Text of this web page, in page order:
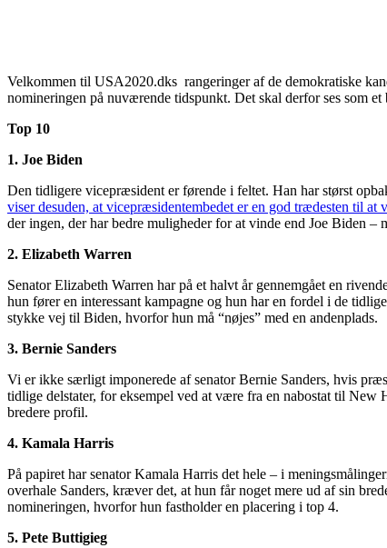
Velkommen til USA2020.dks rangeringer af de demokratiske
nomineringen på nuværende tidspunkt. Det skal derfor ses som
Top 10
1. Joe Biden
Den tidligere vicepræsident er førende i feltet. Han har størst
viser desuden, at vicepræsidentembedet er en god trædesten til at
der ingen, der har bedre muligheder for at vinde end Joe Biden –
2. Elizabeth Warren
Senator Elizabeth Warren har på et halvt år gennemgået en
hun fører en interessant kampagne og hun har en fordel i de tidlige
stykke vej til Biden, hvorfor hun må “nøjes” med en andenplads.
3. Bernie Sanders
Vi er ikke særligt imponerede af senator Bernie Sanders, hvis
tidlige delstater, for eksempel ved at være fra en nabostat til New
bredere profil.
4. Kamala Harris
På papiret har senator Kamala Harris det hele – i
overhale Sanders, kræver det, at hun får noget mere ud af sin
nomineringen, hvorfor hun fastholder en placering i top 4.
5. Pete Buttigieg